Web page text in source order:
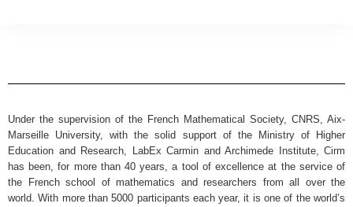
Under the supervision of the French Mathematical Society, CNRS, Aix-
Marseille University, with the solid support of the Ministry of Higher
Education and Research, LabEx Carmin and Archimede Institute, Cirm
has been, for more than 40 years, a tool of excellence at the service of
the French school of mathematics and researchers from all over the
world. With more than 5000 participants each year, it is one of the world’s